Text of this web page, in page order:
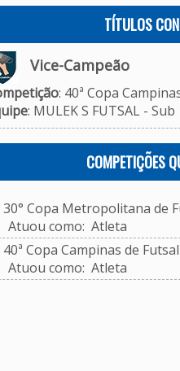
TÍTULOS
Vice-Campeão
: 40ª Copa
: MULEK S FUTSAL - Sub
COMPETIÇÕES
Copa Metropolitana de
como: Atleta
Copa Campinas de
como: Atleta